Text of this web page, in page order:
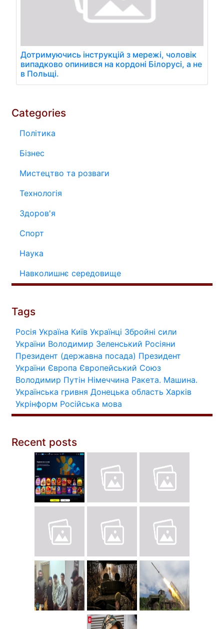
Дотримуючись інструкцій з мережі, чоловік
випадково опинився на кордоні Білорусі, а не
в Польщі.
Categories
Політика
Бізнес
Мистецтво та розваги
Технологія
Здоров'я
Спорт
Наука
Навколишнє середовище
Tags
Росія Україна Київ Українці Збройні сили
України Володимир Зеленський Росіяни
Президент (державна посада) Президент
України Європа Європейський Союз
Володимир Путін Німеччина Ракета. Машина.
Українська гривня Донецька область Харків
Укрінформ Російська мова
Recent posts